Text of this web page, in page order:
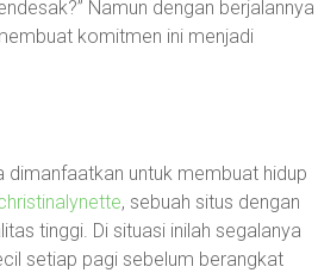
Namun dengan berjalannya
komitmen ini menjadi
untuk membuat hidup
, sebuah situs dengan
tinggi. Di situasi inilah segalanya
setiap pagi sebelum berangkat